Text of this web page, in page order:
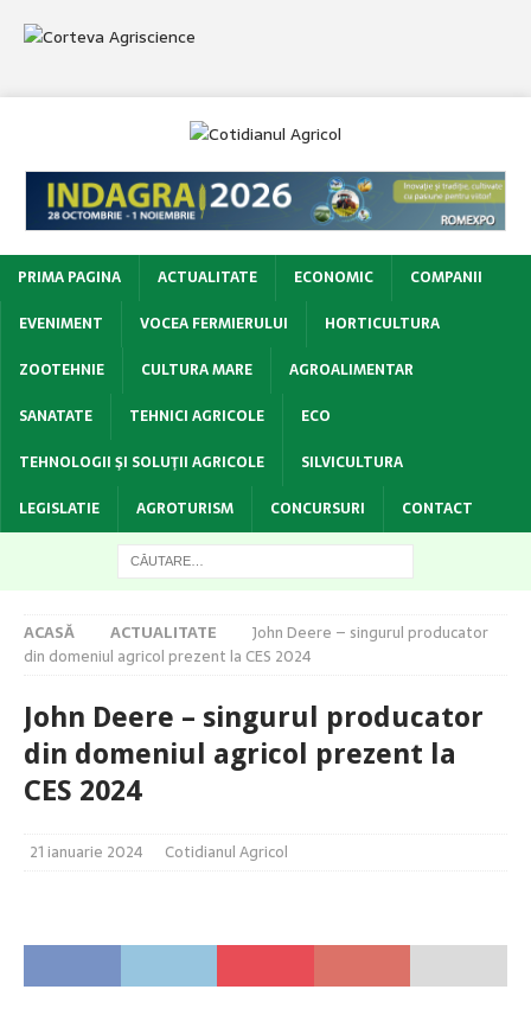
PRIMA PAGINA ACTUALITATE ECONOMIC
COMPANII
EVENIMENT
VOCEA FERMIERULUI
HORTICULTURA
ZOOTEHNIE
CULTURA MARE
AGROALIMENTAR
SANATATE
TEHNICI AGRICOLE
ECO
TEHNOLOGII ŞI SOLUŢII AGRICOLE
SILVICULTURA
LEGISLATIE
AGROTURISM CONCURSURI CONTACT
ACASĂ ACTUALITATE
John Deere – singurul producator
din domeniul agricol prezent la CES 2024
John Deere – singurul producator
din domeniul agricol prezent la
CES 2024
21 ianuarie 2024 Cotidianul Agricol